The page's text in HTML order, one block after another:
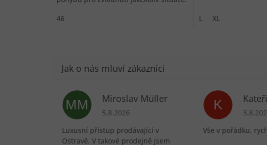
46
L XL
MM Miroslav Müller
Hodnocení obchodu je 5 z 5 hvězdiček.
5.8.2026
Luxusní přístup prodávající v
Ostravě. V takové prodejně jsem
K
Vše v pořádku,